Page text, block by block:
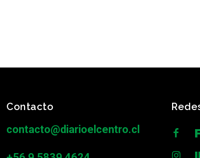
Contacto
contacto@diarioelcentro.cl